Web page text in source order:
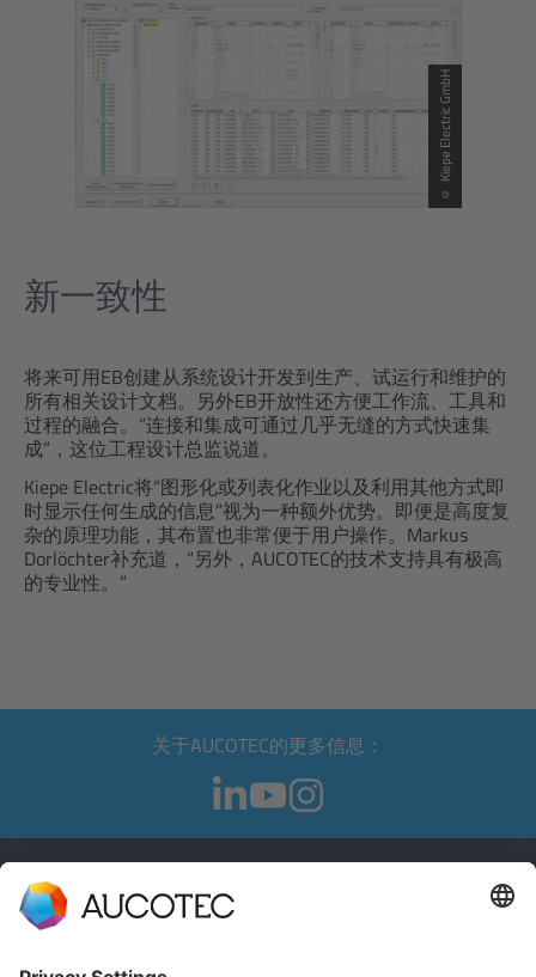
© Kiepe Electric GmbH
新一致性
将来可用EB创建从系统设计开发到生产、试运行和维护的
所有相关设计文档。另外EB开放性还方便工作流、工具和
过程的融合。“连接和集成可通过几乎无缝的方式快速集
成”，这位工程设计总监说道。
Kiepe Electric将“图形化或列表化作业以及利用其他方式即
时显示任何生成的信息”视为一种额外优势。即便是高度复
杂的原理功能，其布置也非常便于用户操作。Markus
Dorlöchter补充道，“另外，AUCOTEC的技术支持具有极高
的专业性。”
关于AUCOTEC的更多信息：
联系信息